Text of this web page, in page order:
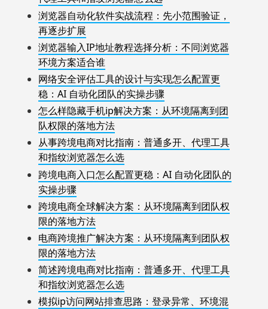
浏览器自动化软件实战流程：先小范围验证，
再逐步扩展
浏览器输入IP地址教程选择分析：不同浏览器
环境方案适合谁
网络安全评估工具的设计与实现怎么配置更
稳：AI 自动化团队的实操步骤
怎么样隐藏手机ip解决方案：从环境隔离到团
队权限的落地方法
从事跨境电商对比指南：普通多开、代理工具
和指纹浏览器怎么选
跨境电商入口怎么配置更稳：AI 自动化团队的
实操步骤
跨境电商全球解决方案：从环境隔离到团队权
限的落地方法
电商跨境推广解决方案：从环境隔离到团队权
限的落地方法
简述跨境电商对比指南：普通多开、代理工具
和指纹浏览器怎么选
模拟ip访问网站排查思路：登录异常、环境混